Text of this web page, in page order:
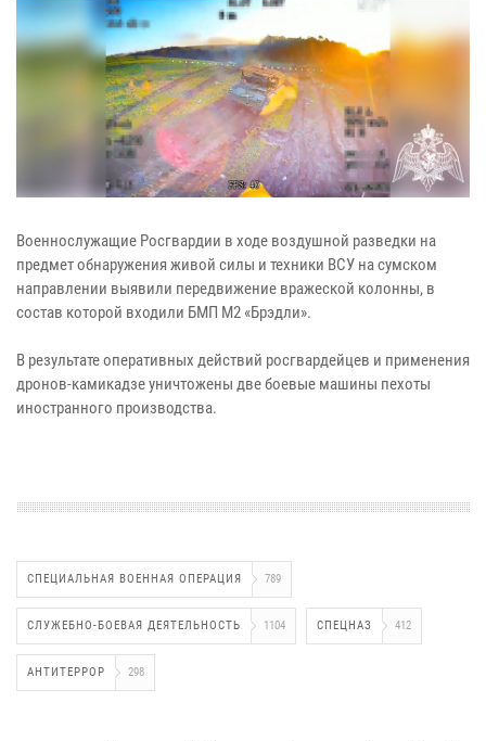
Военнослужащие Росгвардии в ходе воздушной разведки на
предмет обнаружения живой силы и техники ВСУ на сумском
направлении выявили передвижение вражеской колонны, в
состав которой входили БМП М2 «Брэдли».
В результате оперативных действий росгвардейцев и применения
дронов-камикадзе уничтожены две боевые машины пехоты
иностранного производства.
СПЕЦИАЛЬНАЯ ВОЕННАЯ ОПЕРАЦИЯ 789
СЛУЖЕБНО-БОЕВАЯ ДЕЯТЕЛЬНОСТЬ 1104 СПЕЦНАЗ 412
АНТИТЕРРОР 298